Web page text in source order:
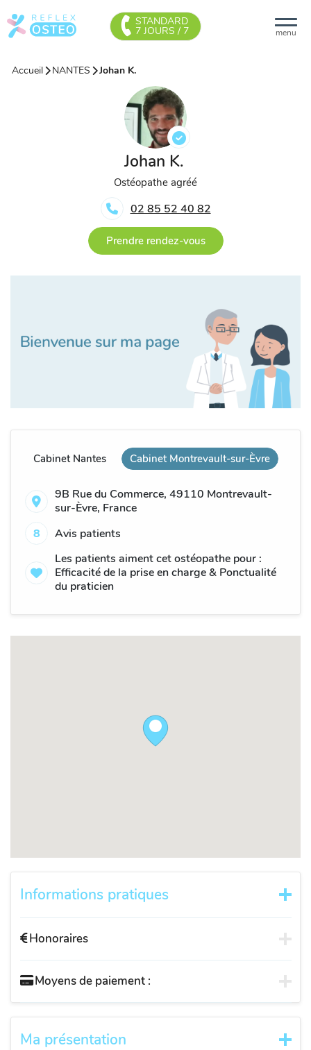
menu
STANDARD
7 JOURS / 7
Accueil NANTES Johan K.
Johan K.
Ostéopathe agréé
02 85 52 40 82
Prendre rendez-vous
Cabinet Nantes Cabinet Montrevault-sur-Èvre
9B Rue du Commerce, 49110 Montrevault-
sur-Èvre, France
8
Avis patients
Les patients aiment cet ostéopathe pour :
Efficacité de la prise en charge & Ponctualité
du praticien
Informations pratiques
Honoraires
Moyens de paiement :
Ma présentation